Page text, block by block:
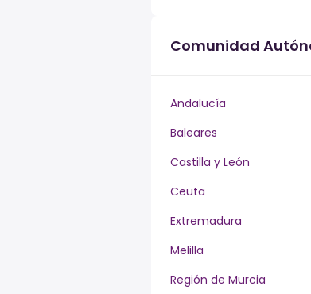
Comunidad
Andalucía
Baleares
Castilla y León
Ceuta
Extremadura
Melilla
Región de Murcia